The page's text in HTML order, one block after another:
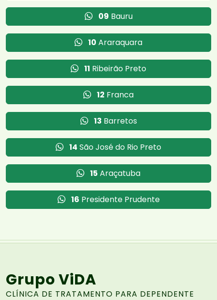
09 Bauru
10 Araraquara
11 Ribeirão Preto
12 Franca
13 Barretos
14 São José do Rio Preto
15 Araçatuba
16 Presidente Prudente
Grupo ViDA
CLÍNICA DE TRATAMENTO PARA DEPENDENTE